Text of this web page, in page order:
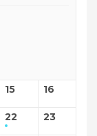
15 16
22 23